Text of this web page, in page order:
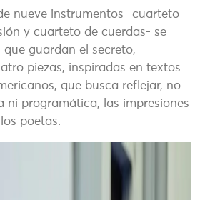
nueve instrumentos -cuarteto
y cuarteto de cuerdas- se
que guardan el secreto,
piezas, inspiradas en textos
que busca reflejar, no
ni programática, las impresiones
poetas.